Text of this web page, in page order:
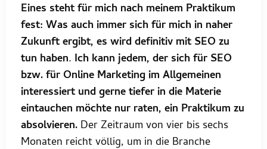
Eines steht für mich nach meinem Praktikum
fest: Was auch immer sich für mich in naher
Zukunft ergibt, es wird definitiv mit SEO zu
tun haben. Ich kann jedem, der sich für SEO
bzw. für Online Marketing im Allgemeinen
interessiert und gerne tiefer in die Materie
eintauchen möchte nur raten, ein Praktikum zu
absolvieren. Der Zeitraum von vier bis sechs
Monaten reicht völlig, um in die Branche